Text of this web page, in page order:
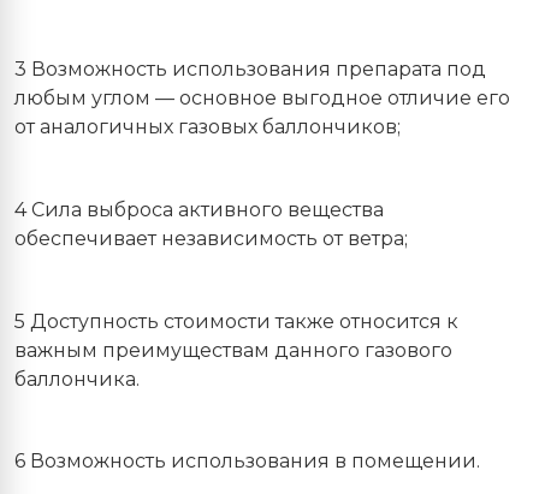
3 Возможность использования препарата под
любым углом — основное выгодное отличие его
от аналогичных газовых баллончиков;
4 Сила выброса активного вещества
обеспечивает независимость от ветра;
5 Доступность стоимости также относится к
важным преимуществам данного газового
баллончика.
6 Возможность использования в помещении.